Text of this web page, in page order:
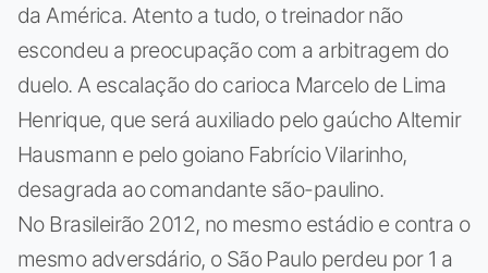
da América. Atento a tudo, o treinador não
escondeu a preocupação com a arbitragem do
duelo. A escalação do carioca Marcelo de Lima
Henrique, que será auxiliado pelo gaúcho Altemir
Hausmann e pelo goiano Fabrício Vilarinho,
desagrada ao comandante são-paulino.
No Brasileirão 2012, no mesmo estádio e contra o
mesmo adversdário, o São Paulo perdeu por 1 a